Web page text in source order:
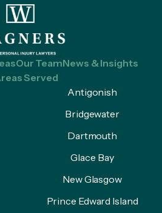
Our TeamNews & Insights
Served
Antigonish
Bridgewater
Dartmouth
Glace Bay
New Glasgow
Prince Edward Island